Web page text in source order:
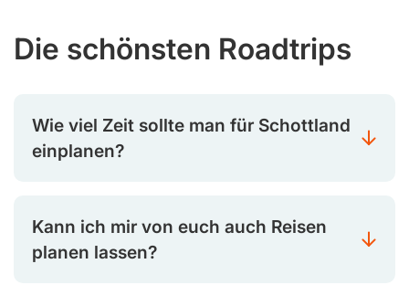
Die schönsten Roadtrips
Wie viel Zeit sollte man für Schottland
einplanen?
Kann ich mir von euch auch Reisen
planen lassen?